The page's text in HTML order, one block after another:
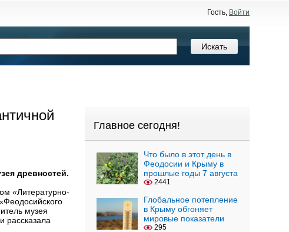
Гость, Войти
древностей.
«Литературно-
музея
рассказала
Главное сегодня!
Что было в этот день в
Феодосии и Крыму в
прошлые годы 7 августа
2441
Глобальное потепление
в Крыму обгоняет
мировые показатели
295